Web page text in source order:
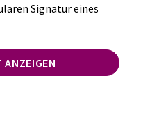
Signatur eines
ANZEIGEN